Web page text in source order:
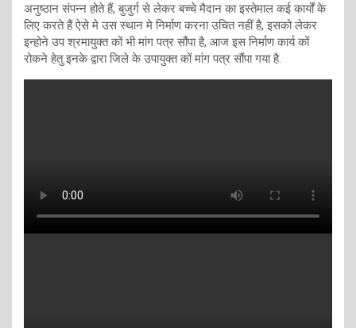
अनुष्ठान संपन्न होते हैं, बुजुर्ग से लेकर बच्चे मैदान का इस्तेमाल कई कार्यों के
लिए करते हैं ऐसे मे उस स्थान मे निर्माण करना उचित नहीं है, इसको लेकर
इन्होने उप श्रमायुक्त कों भी मांग पत्र सौंपा है, आज इस निर्माण कार्य कों
रोकने हेतु इनके द्वारा जिले के उपायुक्त कों मांग पत्र सौंपा गया है.